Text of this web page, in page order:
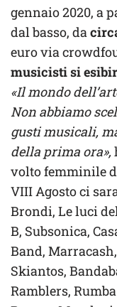
gennaio 2020, a
dal basso, da
euro via
musicisti si
«Il mondo
Non abbiamo
gusti musicali,
della prima ora»,
volto femminile
VIII Agosto ci
Brondi, Le luci
B, Subsonica,
Band,
Skiantos,
Ramblers,